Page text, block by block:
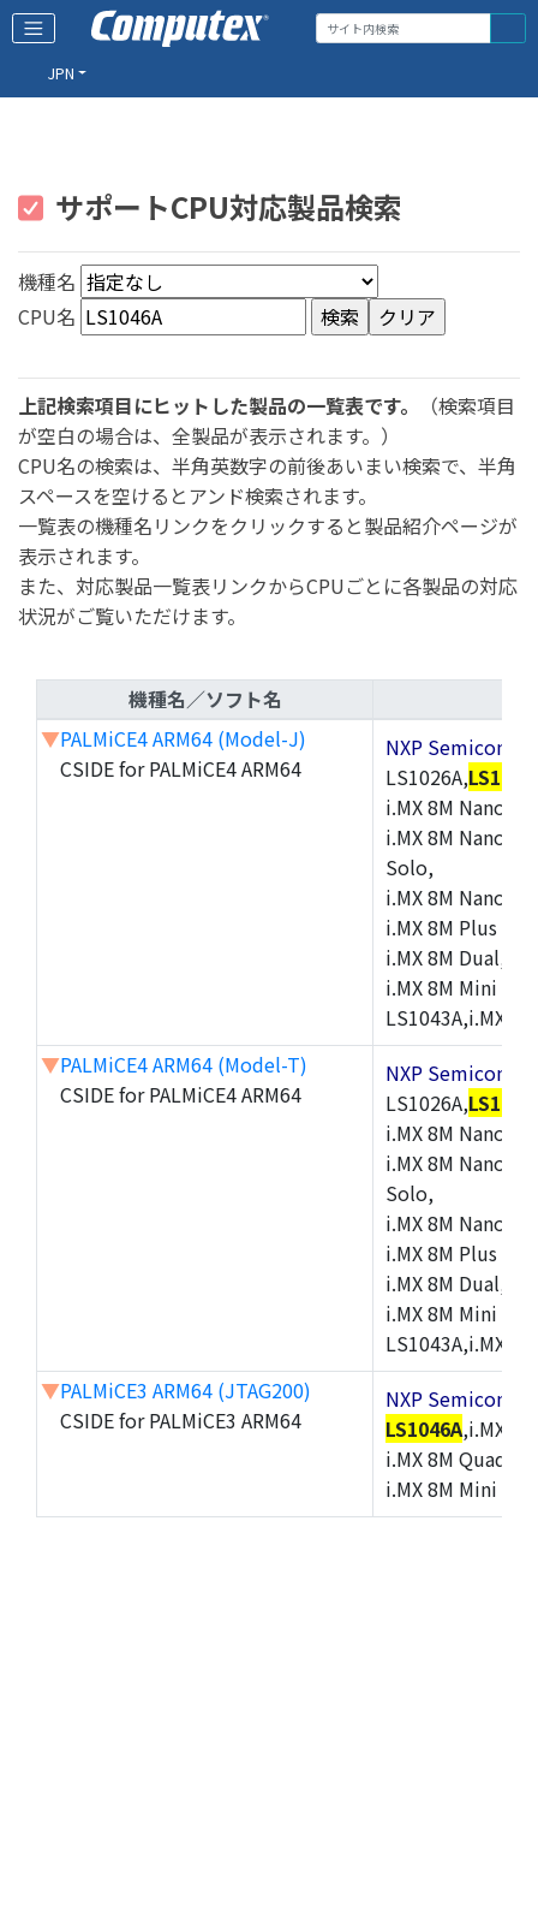
JPN
サポートCPU対応製品検索
機種名
CPU名
上記検索項目にヒットした製品の一覧表です。
（検索項目
が空白の場合は、全製品が表示されます。）
CPU名の検索は、半角英数字の前後あいまい検索で、半角
スペースを空けるとアンド検索されます。
一覧表の機種名リンクをクリックすると製品紹介ページが
表示されます。
また、対応製品一覧表リンクからCPUごとに各製品の対応
状況がご覧いただけます。
機種名／ソフト名
▼PALMiCE4 ARM64 (Model-J)
CSIDE for PALMiCE4 ARM64
NXP
LS1026A,
i.MX 8M Nano
i.MX 8M Nano
Solo,
i.MX 8M Nano
i.MX 8M Plus
i.MX 8M
i.MX 8M Mini
LS1043A,i.MX
▼PALMiCE4 ARM64 (Model-T)
CSIDE for PALMiCE4 ARM64
NXP
LS1026A,
i.MX 8M Nano
i.MX 8M Nano
Solo,
i.MX 8M Nano
i.MX 8M Plus
i.MX 8M
i.MX 8M Mini
LS1043A,i.MX
▼PALMiCE3 ARM64 (JTAG200)
CSIDE for PALMiCE3 ARM64
NXP
LS1046A,i.MX
i.MX 8M
i.MX 8M Mini